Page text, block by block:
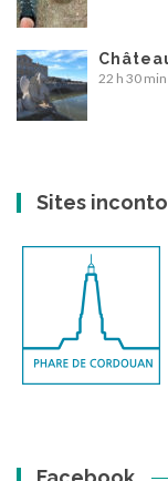
22 h 30 min
Sites